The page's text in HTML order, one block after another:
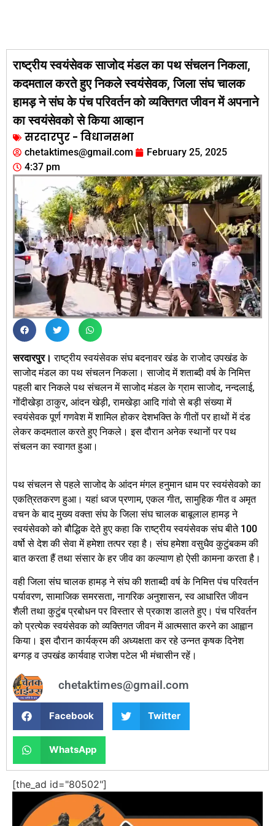
राष्ट्रीय स्वयंसेवक साजोद मंडल का पथ संचलन निकला,
कदमताल करते हुए निकले स्वयंसेवक, जिला संघ चालक
हामड़ ने संघ के पंच परिवर्तन को व्यक्तिगत जीवन में अपनाने
का स्वयंसेवको से किया आव्हान
सरदारपुर - विधानसभा
chetaktimes@gmail.com
February 25, 2025
4:37 pm
सरदारपुर।राष्ट्रीय स्वयंसेवक संघ बदनावर खंड के राजोद उपखंड के
साजोद मंडल का पथ संचलन निकला। साजोद में शताब्दी वर्ष के निमित्त
पहली बार निकले पथ संचलन में साजोद मंडल के ग्राम साजोद, नन्दलाई,
गोंदीखेड़ा ठाकुर, आंदन खेड़ी, रामखेड़ा आदि गांवो से बड़ी संख्या में
स्वयंसेवक पूर्ण गणवेश में शामिल होकर देशभक्ति के गीतों पर हाथों में दंड
लेकर कदमताल करते हुए निकले। इस दौरान अनेक स्थानों पर पथ
संचलन का स्वागत हुआ।
पथ संचलन से पहले साजोद के आंदन मंगल हनुमान धाम पर स्वयंसेवको का
एकत्रितकरण हुआ। यहां ध्वज प्रणाम, एकल गीत, सामुहिक गीत व अमृत
वचन के बाद मुख्य वक्ता संघ के जिला संघ चालक बाबूलाल हामड़ ने
स्वयंसेवको को बौद्धिक देते हुए कहा कि राष्ट्रीय स्वयंसेवक संघ बीते 100
वर्षो से देश की सेवा में हमेशा तत्पर रहा है। संघ हमेशा वसुधैव कुटुंबकम की
बात करता हैं तथा संसार के हर जीव का कल्याण हो ऐसी कामना करता है।
वही जिला संघ चालक हामड़ ने संघ की शताब्दी वर्ष के निमित्त पंच परिवर्तन
पर्यावरण, सामाजिक समरसता, नागरिक अनुशासन, स्व आधारित जीवन
शैली तथा कुटुंब प्रबोधन पर विस्तार से प्रकाश डालते हुए। पंच परिवर्तन
को प्रत्येक स्वयंसेवक को व्यक्तिगत जीवन में आत्मसात करने का आह्वान
किया। इस दौरान कार्यक्रम की अध्यक्षता कर रहे उन्नत कृषक दिनेश
बग्गड़ व उपखंड कार्यवाह राजेश पटेल भी मंचासीन रहें।
chetaktimes@gmail.com
Facebook Twitter
WhatsApp
[the_ad id="80502"]